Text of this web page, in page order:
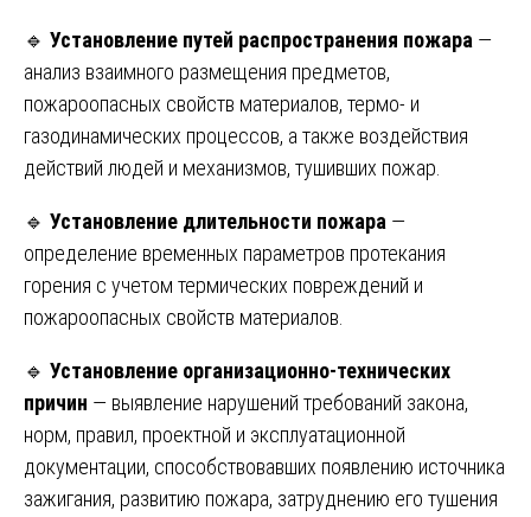
🔹 Установление путей распространения пожара —
анализ взаимного размещения предметов,
пожароопасных свойств материалов, термо- и
газодинамических процессов, а также воздействия
действий людей и механизмов, тушивших пожар.
🔹 Установление длительности пожара —
определение временных параметров протекания
горения с учетом термических повреждений и
пожароопасных свойств материалов.
🔹 Установление организационно-технических
причин — выявление нарушений требований закона,
норм, правил, проектной и эксплуатационной
документации, способствовавших появлению источника
зажигания, развитию пожара, затруднению его тушения